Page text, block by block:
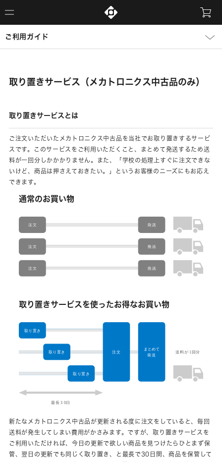
ご利用ガイド
取り置きサービス（メカトロニクス中古品のみ）
取り置きサービスとは
ご注文いただいたメカトロニクス中古品を当社でお取り置きするサービ
スです。このサービスをご利用いただくこと、まとめて発送するため送
料が一回分しかかかりません。また、「学校の処理上すぐに注文できな
いけど、商品は押さえておきたい。」というお客様のニーズにもお応え
できます。
通常のお買い物
取り置きサービスを使ったお得なお買い物
新たなメカトロニクス中古品が更新される度に注文をしていると、毎回
送料が発生してしまい費用がかさみます。ですが、取り置きサービスを
ご利用いただければ、今日の更新で欲しい商品を見つけたらひとまず保
管、翌日の更新でも同じく取り置き、と最長で30日間、商品を保管して